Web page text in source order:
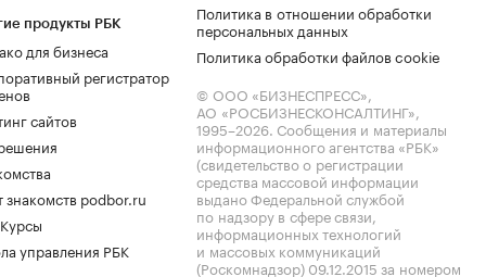
продукты РБК
для бизнеса
регистратор
сайтов
знакомств podbor.ru
управления РБК
Политика в отношении обработки
персональных данных
Политика обработки файлов cookie
© ООО «БИЗНЕСПРЕСС»,
АО «РОСБИЗНЕСКОНСАЛТИНГ»,
1995–2026. Сообщения и материалы
информационного агентства «РБК»
(свидетельство о регистрации
средства массовой информации
выдано Федеральной службой
по надзору в сфере связи,
информационных технологий
и массовых коммуникаций
(Роскомнадзор) 09.12.2015 за номером